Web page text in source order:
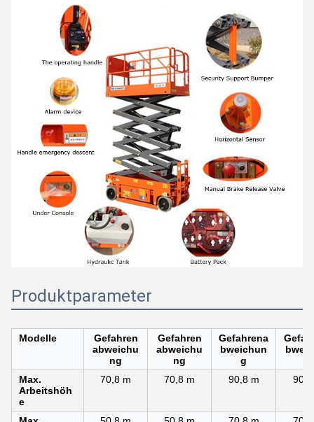
Produktparameter
Modelle
Gefahren
abweichu
ng
Gefahren
abweichu
ng
Gefahrena
bweichun
g
Max.
Arbeitshöh
e
70,8 m 70,8 m 90,8 m